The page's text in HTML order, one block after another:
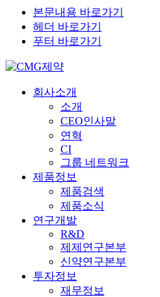
본문내용 바로가기
헤더 바로가기
푸터 바로가기
회사소개
소개
CEO인사말
연혁
CI
그룹 네트워크
제품정보
제품검색
제품소식
연구개발
R&D
제제연구본부
신약연구본부
투자정보
재무정보